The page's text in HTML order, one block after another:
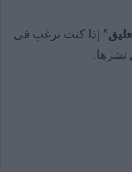
إذا كنت ترغب في
نشرها.